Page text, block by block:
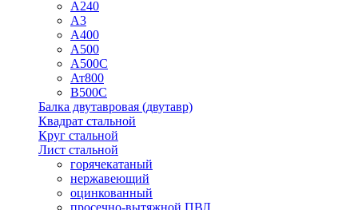
А240
А3
А400
А500
А500С
Ат800
В500С
Балка двутавровая (двутавр)
Квадрат стальной
Круг стальной
Лист стальной
горячекатаный
нержавеющий
оцинкованный
просечно-вытяжной ПВЛ